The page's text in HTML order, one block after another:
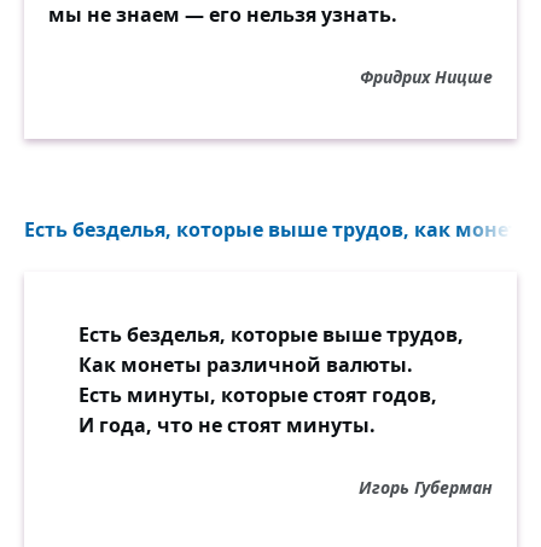
мы не знаем — его нельзя узнать.
Фридрих Ницше
Есть безделья, которые выше трудов, как
Есть безделья, которые выше трудов,
Как монеты различной валюты.
Есть минуты, которые стоят годов,
И года, что не стоят минуты.
Игорь Губерман